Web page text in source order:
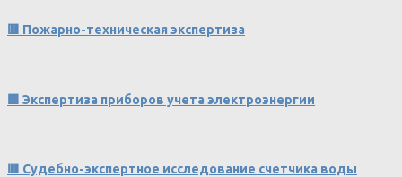
🟥 Пожарно-техническая экспертиза
🟩 Экспертиза приборов учета электроэнергии
🟥 Судебно-экспертное исследование счетчика воды